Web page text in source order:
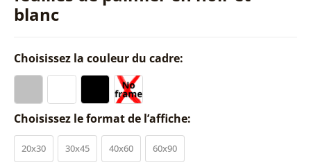
blanc
Choisissez la couleur du cadre:
Choisissez le format de l’affiche:
20x30 30x45 40x60 60x90